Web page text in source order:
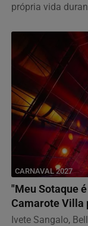
própria vida
CARNAVAL 2027
"Meu Sotaque
Camarote Villa
Ivete Sangalo,